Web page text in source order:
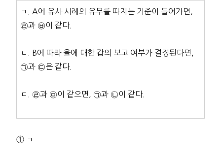
ㄱ. A에 유사 사례의 유무를 따지는 기준이 들어가면,
㉣과 ㉥이 같다.
ㄴ. B에 따라 을에 대한 갑의 보고 여부가 결정된다면,
㉠과 ㉢은 같다.
ㄷ. ㉣과 ㉤이 같으면, ㉠과 ㉡이 같다.
① ㄱ